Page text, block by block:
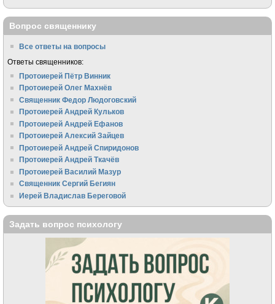
Вопрос священнику
Все ответы на вопросы
Ответы священников:
Протоиерей Пётр Винник
Протоиерей Олег Махнёв
Священник Федор Людоговский
Протоиерей Андрей Кульков
Протоиерей Андрей Ефанов
Протоиерей Алексий Зайцев
Протоиерей Андрей Спиридонов
Протоиерей Андрей Ткачёв
Протоиерей Василий Мазур
Священник Сергий Бегиян
Иерей Владислав Береговой
Задать вопрос психологу